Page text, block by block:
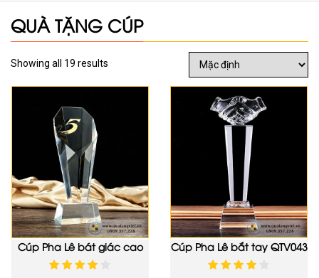
QUÀ TẶNG CÚP
Showing all 19 results
Cúp Pha Lê bát giác cao
QTV050
Cúp Pha Lê bắt tay QTV043